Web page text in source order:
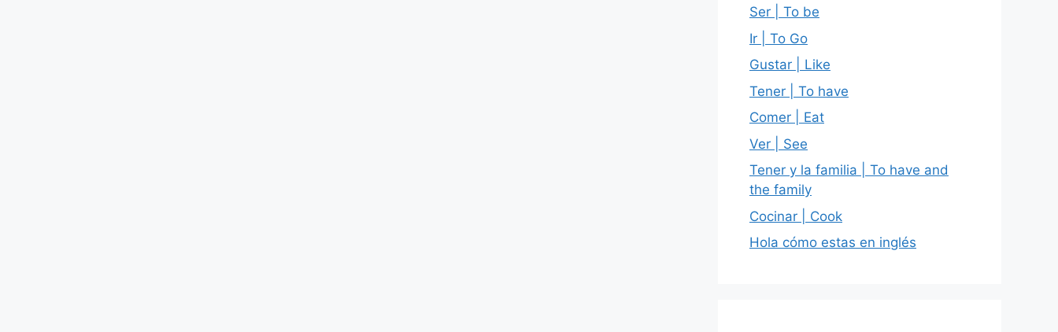
Ser | To be
Ir | To Go
Gustar | Like
Tener | To have
Comer | Eat
Ver | See
Tener y la familia | To have and
the family
Cocinar | Cook
Hola cómo estas en inglés